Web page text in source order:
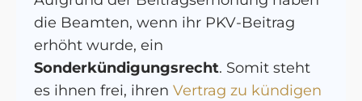
die Beamten, wenn ihr PKV-Beitrag
erhöht wurde, ein
Sonderkündigungsrecht. Somit steht
es ihnen frei, ihrenVertrag zu kündigen